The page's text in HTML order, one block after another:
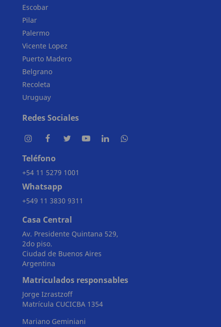
Escobar
Pilar
Palermo
Vicente Lopez
Puerto Madero
Belgrano
Recoleta
Uruguay
Redes Sociales
Teléfono
+54 11 5279 1001
Whatsapp
+549 11 3830 9311
Casa Central
Av. Presidente Quintana 529,
2do piso.
Ciudad de Buenos Aires
Argentina
Matriculados responsables
Jorge Izrastzoff
Matrícula CUCICBA 1354
Mariano Geminiani